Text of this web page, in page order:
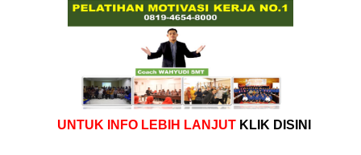
UNTUK INFO LEBIH LANJUT KLIK DISINI